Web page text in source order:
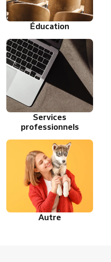
Éducation
Services
professionnels
Autre